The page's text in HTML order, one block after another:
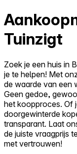
Tuinzigt
Zoek je een huis in
je te helpen! Met
de waarde van een
Geen gedoe,
het koopproces. Of
doorgewinterde
transparant. Laat
de juiste vraagprijs
met vertrouwen!